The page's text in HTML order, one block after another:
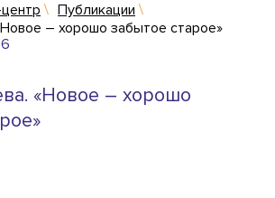
Публикации
– хорошо забытое старое»
«Новое – хорошо